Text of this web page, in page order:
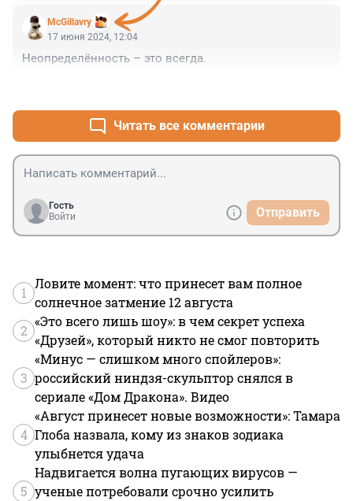
McGillavry
17 июня 2024, 12:04
Неопределённость – это всегда.
Читать все комментарии
Гость
Войти
Отправить
1
Ловите момент: что принесет вам полное
солнечное затмение 12 августа
2
«Это всего лишь шоу»: в чем секрет успеха
«Друзей», который никто не смог повторить
3
«Минус — слишком много спойлеров»:
российский ниндзя-скульптор снялся в
сериале «Дом Дракона». Видео
4
«Август принесет новые возможности»: Тамара
Глоба назвала, кому из знаков зодиака
улыбнется удача
5
Надвигается волна пугающих вирусов —
ученые потребовали срочно усилить